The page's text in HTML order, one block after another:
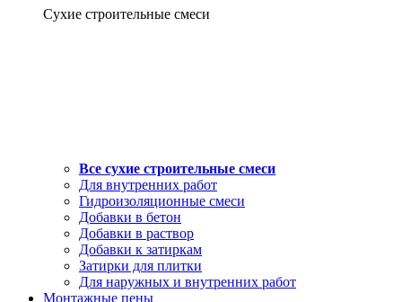
Сухие строительные смеси
Все сухие строительные смеси
Для внутренних работ
Гидроизоляционные смеси
Добавки в бетон
Добавки в раствор
Добавки к затиркам
Затирки для плитки
Для наружных и внутренних работ
Монтажные пены